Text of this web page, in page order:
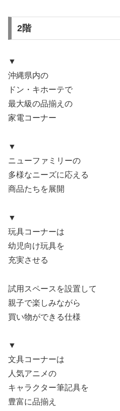
2階
▼
沖縄県内の
ドン・キホーテで
最大級の品揃えの
家電コーナー
▼
ニューファミリーの
多様なニーズに応える
商品たちを展開
▼
玩具コーナーは
幼児向け玩具を
充実させる
試用スペースを設置して
親子で楽しみながら
買い物ができる仕様
▼
文具コーナーは
人気アニメの
キャラクター筆記具を
豊富に品揃え